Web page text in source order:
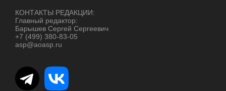
КОНТАКТЫ РЕДАКЦИИ:
Главный редактор:
Барышев Сергей Сергеевич
+7 (499) 380-83-05
asp@aoasp.ru